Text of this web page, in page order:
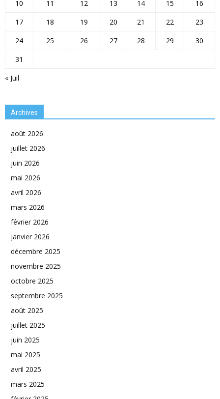
« Juil
10
11 12 13 14 15
16
17
18 19 20 21 22
23
24
25 26 27 28 29
30
31
Archives
août 2026
juillet 2026
juin 2026
mai 2026
avril 2026
mars 2026
février 2026
janvier 2026
décembre 2025
novembre 2025
octobre 2025
septembre 2025
août 2025
juillet 2025
juin 2025
mai 2025
avril 2025
mars 2025